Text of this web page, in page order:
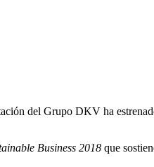
del Grupo DKV ha
Business 2018 que